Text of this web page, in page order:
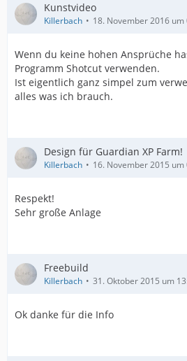
Kunstvideo
Killerbach 18. November 2016 um
Wenn du keine hohen Ansprüche
Programm Shotcut verwenden.
Ist eigentlich ganz simpel zum
alles was ich brauch.
Design für Guardian XP Farm!
Killerbach 16. November 2015 um
Respekt!
Sehr große Anlage
Freebuild
Killerbach 31. Oktober 2015 um
Ok danke für die Info